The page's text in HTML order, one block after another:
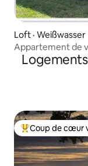
Loft · Weißwasser
Appartement de
tonneau / aire de
Coup de cœur
Coup de cœur